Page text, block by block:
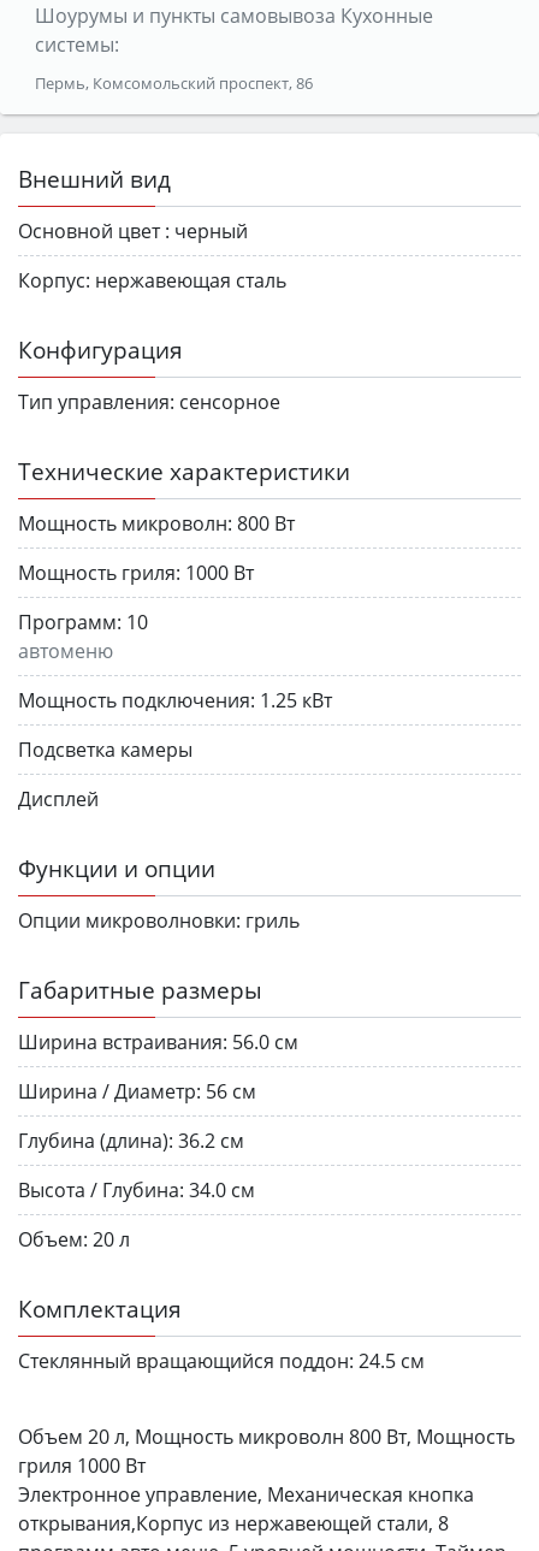
Шоурумы и пункты самовывоза Кухонные
системы:
Пермь, Комсомольский проспект, 86
Внешний вид
Основной цвет : черный
Корпус: нержавеющая сталь
Конфигурация
Тип управления: сенсорное
Технические характеристики
Мощность микроволн: 800 Вт
Мощность гриля: 1000 Вт
Программ: 10
автоменю
Мощность подключения: 1.25 кВт
Подсветка камеры
Дисплей
Функции и опции
Опции микроволновки: гриль
Габаритные размеры
Ширина встраивания: 56.0 см
Ширина / Диаметр: 56 см
Глубина (длина): 36.2 см
Высота / Глубина: 34.0 см
Объем: 20 л
Комплектация
Стеклянный вращающийся поддон: 24.5 см
Объем 20 л, Мощность микроволн 800 Вт, Мощность
гриля 1000 Вт
Электронное управление, Механическая кнопка
открывания,Корпус из нержавеющей стали, 8